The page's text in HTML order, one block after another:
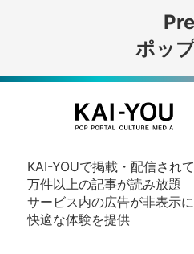
ポッ
KAI-YOUで掲載・配信され
万件以上の記事が読み放題
サービス内の広告が非表示
快適な体験を提供